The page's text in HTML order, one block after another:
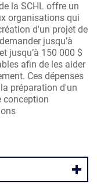
la SCHL offre un
organisations qui
d'un projet de
jusqu’à
jusqu’à 150 000 $
afin de les aider
Ces dépenses
préparation d'un
conception